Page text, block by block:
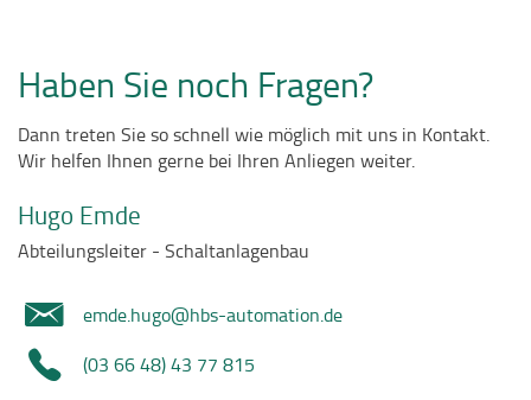
Haben Sie noch Fragen?
Dann treten Sie so schnell wie möglich mit uns in Kontakt.
Wir helfen Ihnen gerne bei Ihren Anliegen weiter.
Hugo Emde
Abteilungsleiter - Schaltanlagenbau
emde.hugo@hbs-automation.de
(03 66 48) 43 77 815